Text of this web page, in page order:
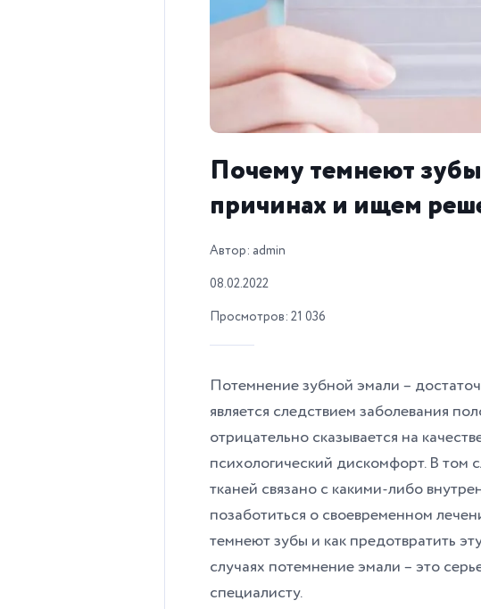
Почему темнеют
причинах и ищем
Автор: admin
08.02.2022
Просмотров: 21 036
Потемнение зубной эмали –
является следствием заболевания
отрицательно сказывается на
психологический дискомфорт. В том
тканей связано с какими-либо
позаботиться о своевременном
темнеют зубы и как предотвратить
случаях потемнение эмали – это
специалисту.